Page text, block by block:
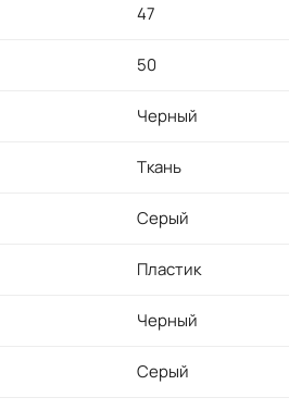
47
50
Черный
Ткань
Серый
Пластик
Черный
Серый